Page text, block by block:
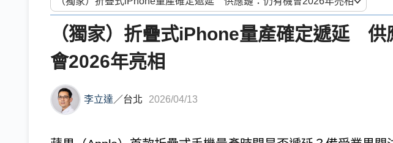
（獨家）折疊式iPhone量產確定遞延 供
會2026年亮相
李立達 ／台北 2026/04/13